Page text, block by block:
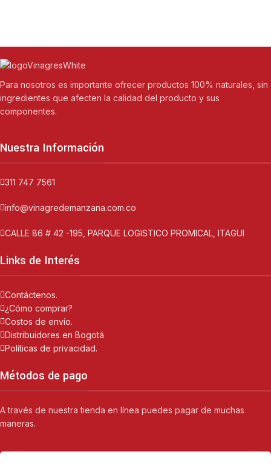
Para nosotros es importante ofrecer productos 100% naturales, sin
ingredientes que afecten la calidad del producto y sus
componentes.
Nuestra Información
311 747 7561
info@vinagredemanzana.com.co
CALLE 86 # 42 -195, PARQUE LOGISTICO PROMICAL, ITAGUI
Links de Interés
Contáctenos.
¿Cómo comprar?
Costos de envío.
Distribuidores en Bogotá
Políticas de privacidad.
Métodos de pago
A través de nuestra tienda en línea puedes pagar de muchas
maneras.